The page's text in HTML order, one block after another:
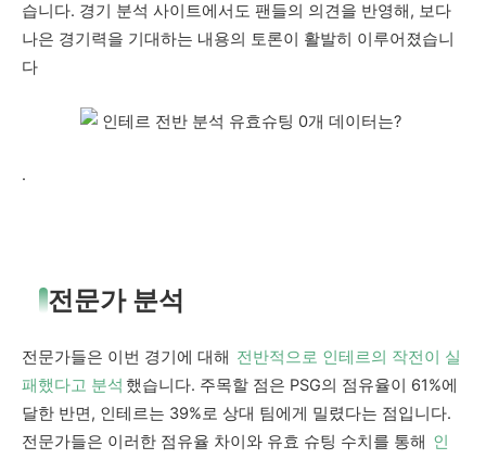
습니다. 경기 분석 사이트에서도 팬들의 의견을 반영해, 보다
나은 경기력을 기대하는 내용의 토론이 활발히 이루어졌습니
다
.
전문가 분석
전문가들은 이번 경기에 대해 전반적으로 인테르의 작전이 실
패했다고 분석 했습니다. 주목할 점은 PSG의 점유율이 61%에
달한 반면, 인테르는 39%로 상대 팀에게 밀렸다는 점입니다.
전문가들은 이러한 점유율 차이와 유효 슈팅 수치를 통해 인